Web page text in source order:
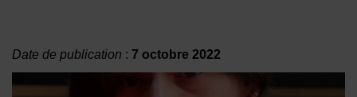
Date de publication : 7 octobre 2022